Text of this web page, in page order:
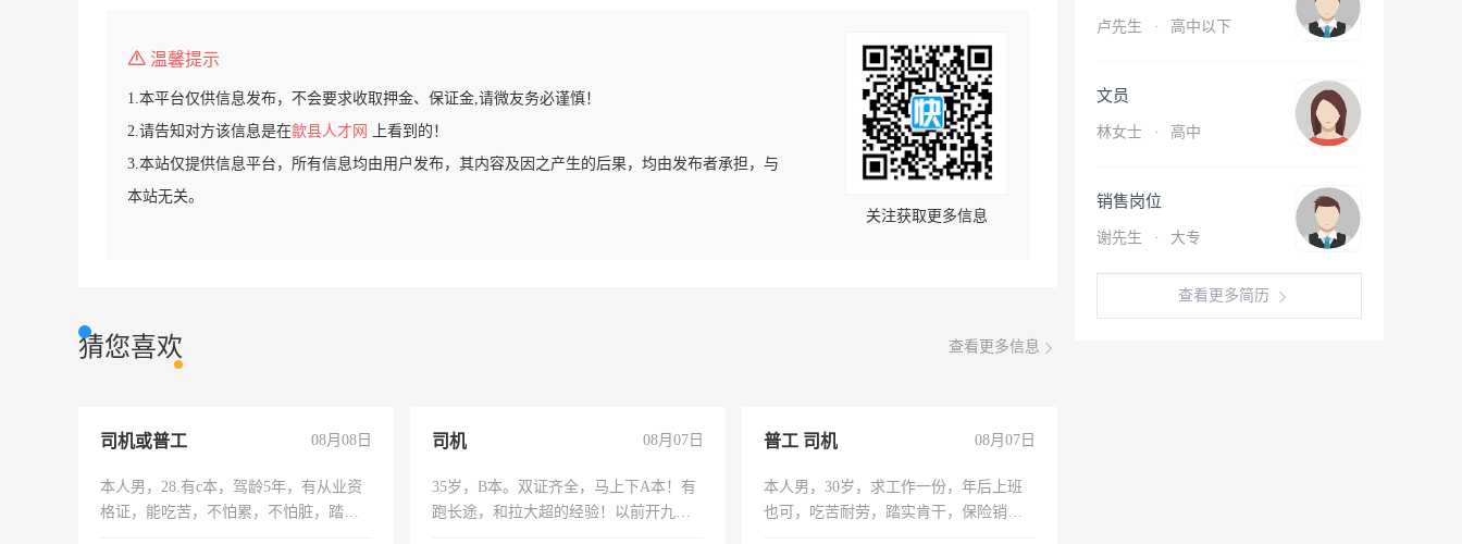
温馨提示
1.本平台仅供信息发布，不会要求收取押金、保证金,请微友务必谨慎！
2.请告知对方该信息是在歙县人才网
上看到的！
3.本站仅提供信息平台，所有信息均由用户发布，其内容及因之产生的后果，均由发布者承担，与
本站无关。
关注获取更多信息
猜您喜欢 查看更多信息
司机或普工 08月08日
本人男，28.有c本，驾龄5年，有从业资
格证，能吃苦，不怕累，不怕脏，踏
司机 08月07日
35岁，B本。双证齐全，马上下A本！有
跑长途，和拉大超的经验！以前开九米
普工 司机 08月07日
本人男，30岁，求工作一份，年后上班
也可，吃苦耐劳，踏实肯干，保险销售
卢先生 · 高中以下
文员
林女士 · 高中
销售岗位
谢先生 · 大专
查看更多简历